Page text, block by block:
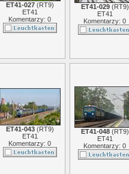
ET41-027(RT9)
ET41
Komentarzy: 0
ET41-029(RT9)
ET41
Komentarzy: 0
ET41-043(RT9)
ET41
Komentarzy: 0
ET41-048(RT9)
ET41
Komentarzy: 0